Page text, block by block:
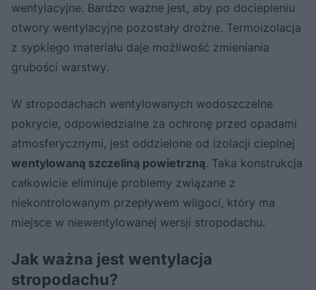
wentylacyjne. Bardzo ważne jest, aby po dociepleniu
otwory wentylacyjne pozostały drożne. Termoizolacja
z sypkiego materiału daje możliwość zmieniania
grubości warstwy.
W stropodachach wentylowanych wodoszczelne
pokrycie, odpowiedzialne za ochronę przed opadami
atmosferycznymi, jest oddzielone od izolacji cieplnej
wentylowaną szczeliną powietrzną. Taka konstrukcja
całkowicie eliminuje problemy związane z
niekontrolowanym przepływem wilgoci, który ma
miejsce w niewentylowanej wersji stropodachu.
Jak ważna jest wentylacja
stropodachu?